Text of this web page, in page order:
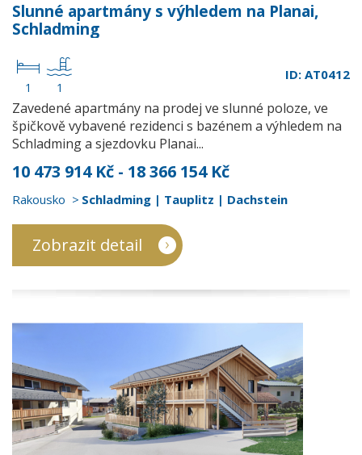
Slunné apartmány s výhledem na Planai,
Schladming
1 1
ID: AT0412
Zavedené apartmány na prodej ve slunné poloze, ve
špičkově vybavené rezidenci s bazénem a výhledem na
Schladming a sjezdovku Planai...
10 473 914 Kč - 18 366 154 Kč
Rakousko Schladming | Tauplitz | Dachstein
Zobrazit detail